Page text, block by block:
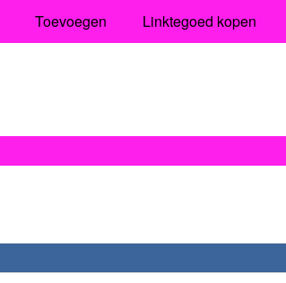
Toevoegen Linktegoed kopen